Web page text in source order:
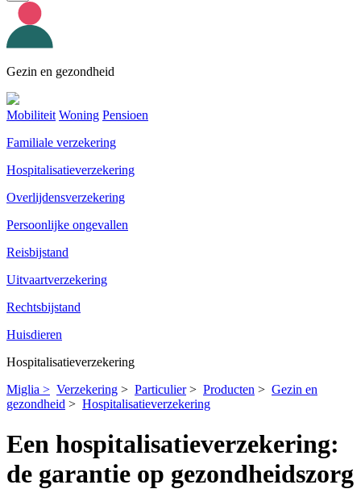
Gezin en gezondheid
Mobiliteit Woning Pensioen
Familiale verzekering
Hospitalisatieverzekering
Overlijdensverzekering
Persoonlijke ongevallen
Reisbijstand
Uitvaartverzekering
Rechtsbijstand
Huisdieren
Hospitalisatieverzekering
Miglia > Verzekering > Particulier> Producten > Gezin en
gezondheid > Hospitalisatieverzekering
Een hospitalisatieverzekering:
de garantie op gezondheidszorg